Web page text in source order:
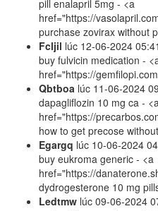
pill enalapril 5mg - <a
href="https://
purchase zovirax without
Fcljil lúc 12-06-2024 05:41
buy fulvicin medication -
href="https://
Qbtboa lúc 11-06-2024
dapagliflozin 10 mg ca -
href="https://
how to get precose
Egargq lúc 10-06-2024
buy eukroma generic - <a
href="https://
dydrogesterone 10 mg
Ledtmw lúc 09-06-2024